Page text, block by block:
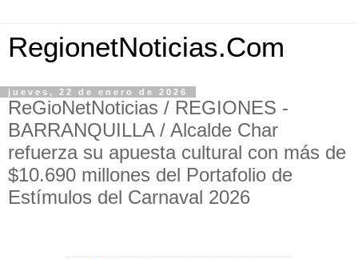
RegionetNoticias.Com
jueves, 22 de enero de 2026
ReGioNetNoticias / REGIONES -
BARRANQUILLA / Alcalde Char
refuerza su apuesta cultural con más de
$10.690 millones del Portafolio de
Estímulos del Carnaval 2026